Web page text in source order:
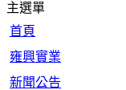
主選單
首頁
雍興實業
新聞公告